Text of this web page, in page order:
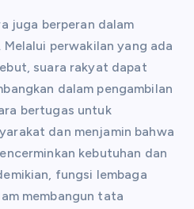
juga berperan dalam
perwakilan yang ada
suara rakyat dapat
dalam pengambilan
bertugas untuk
dan menjamin bahwa
kebutuhan dan
fungsi lembaga
membangun tata